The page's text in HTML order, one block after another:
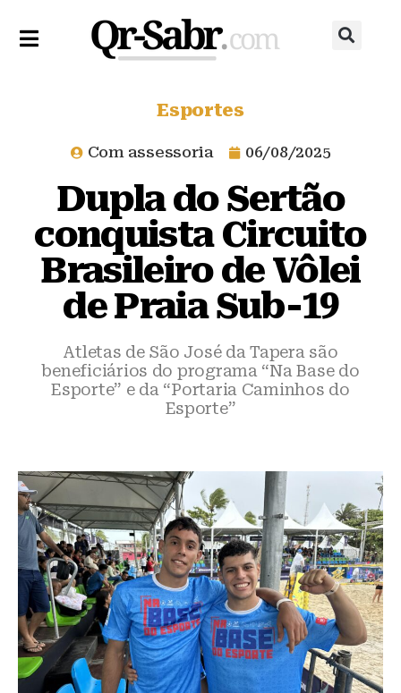
Esportes
Com assessoria 06/08/2025
Dupla do Sertão
conquista Circuito
Brasileiro de Vôlei
de Praia Sub-19
Atletas de São José da Tapera são
beneficiários do programa “Na Base do
Esporte” e da “Portaria Caminhos do
Esporte”